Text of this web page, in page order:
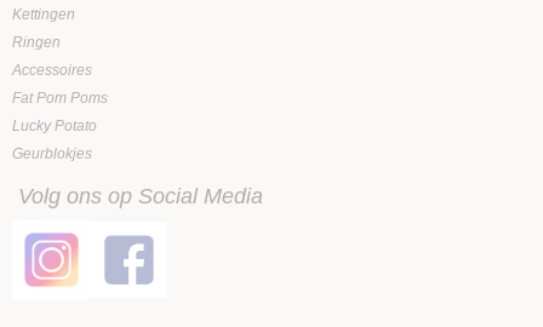
Kettingen
Ringen
Accessoires
Fat Pom Poms
Lucky Potato
Geurblokjes
Volg ons op Social Media